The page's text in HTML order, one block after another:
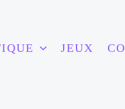
JEUX